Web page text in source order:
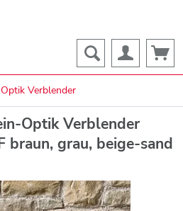
Verblender
Optik Verblender
braun, grau, beige-sand